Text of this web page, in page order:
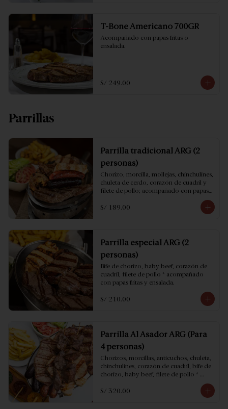
T-Bone Americano 700GR
Acompañado con papas fritas o
ensalada.
S/ 249.00
Parrillas
Parrilla tradicional ARG (2
personas)
Chorizo, morcilla, mollejas, chinchulines,
chuleta de cerdo, corazón de cuadril y
filete de pollo; acompañado con papas
S/ 189.00
Parrilla especial ARG (2
personas)
Bife de chorizo, baby beef, corazón de
cuadril, filete de pollo * acompañado
con papas fritas y ensalada.
S/ 210.00
Parrilla Al Asador ARG (Para
4 personas)
Chorizos, morcillas, anticuchos, chuleta,
chinchulines, corazón de cuadril, bife de
chorizo, baby beef, filete de pollo *
acompañado con papas fritas y ensalada.
S/ 320.00